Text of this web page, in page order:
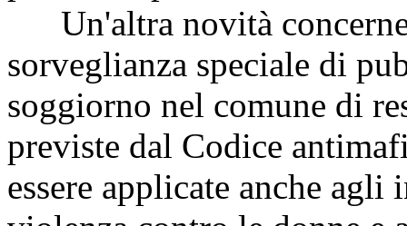
Un'altra novità
sorveglianza speciale di
soggiorno nel comune di
previste dal Codice
essere applicate anche